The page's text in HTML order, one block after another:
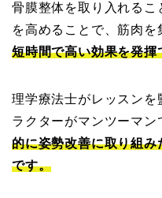
骨膜整体を取り入れるこ
を高めることで、筋肉を
短時間で高い効果を発揮
理学療法士がレッスンを
ラクターがマンツーマン
的に姿勢改善に取り組
です。